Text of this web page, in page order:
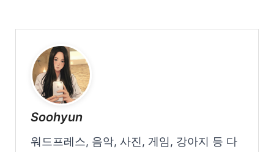
Soohyun
워드프레스, 음악, 사진, 게임, 강아지 등 다